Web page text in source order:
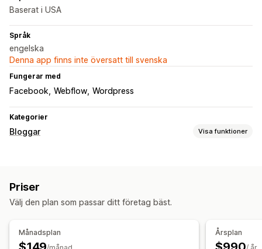
Baserat i USA
Språk
engelska
Denna app finns inte översatt till svenska
Fungerar med
Facebook Webflow Wordpress
Kategorier
Bloggar Visa funktioner
Visningsalternativ
Priser
Välj den plan som passar ditt företag bäst.
Månadsplan Årsplan